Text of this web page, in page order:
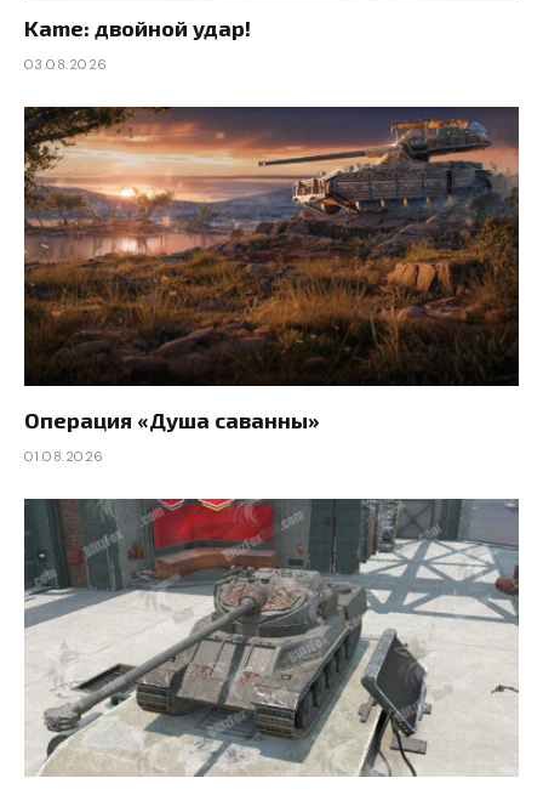
Kame: двойной удар!
03.08.2026
Операция «Душа саванны»
01.08.2026